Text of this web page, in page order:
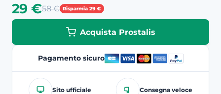
29 €58 € Risparmia 29 €
Acquista Prostalis
Pagamento sicuro
Sito ufficiale Consegna veloce